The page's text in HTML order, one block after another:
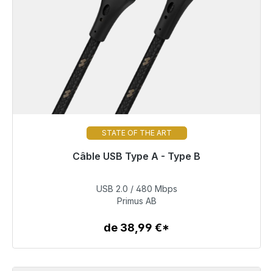
STATE OF THE ART
Câble USB Type A - Type B
Bientôt à nouveau disponible
60,99 €
Détails
USB 2.0 / 480 Mbps
Primus AB
de 38,99 €*